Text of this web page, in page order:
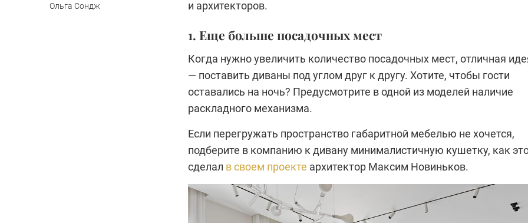
Ольга Сондж
и архитекторов.
1. Еще больше посадочных мест
Когда нужно увеличить количество посадочных мест, отличная
— поставить диваны под углом друг к другу. Хотите, чтобы гости
оставались на ночь? Предусмотрите в одной из моделей наличие
раскладного механизма.
Если перегружать пространство габаритной мебелью не хочется,
подберите в компанию к дивану минималистичную кушетку, как
сделал в своем проекте архитектор Максим Новиньков.